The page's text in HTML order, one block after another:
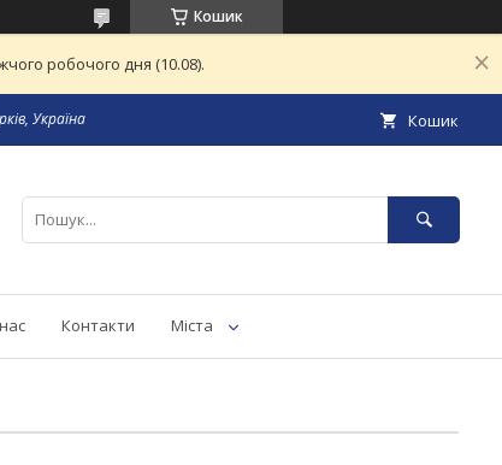
Кошик
робочого дня (10.08).
Україна Кошик
Контакти Міста